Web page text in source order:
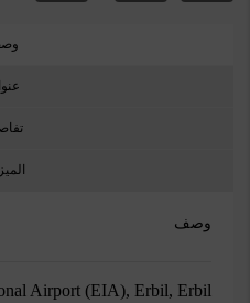
وصف
Airport (EIA), Erbil, Erbil